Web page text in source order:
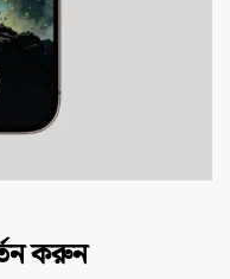
করুন